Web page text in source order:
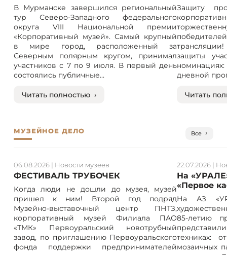
В Мурманске завершился региональный
тур Северо-Западного федерального
округа VIII Национальной премии
«Корпоративный музей». Самый крупный
в мире город, расположенный за
Северным полярным кругом, принимал
участников с 7 по 9 июля. В первый день
состоялись публичные...
Читать полностью ›
Защиту
защиты
дневной
Читать
МУЗЕЙНОЕ ДЕЛО Все
ФЕСТИВАЛЬ ТРУБОЧЕК
06.08.2026| Новости музеев
Когда люди не дошли до музея, музей
пришел к ним! Второй год подряд
Музейно-выставочный центр ПНТЗ,
корпоративный музей Филиала ПАО
«ТМК» Первоуральский новотрубный
завод, по приглашению Первоуральского
фонда поддержки предпринимателей
На
«Первое
22.07.2026 |
На АЗ
85-летию
техниках:
мозаичных